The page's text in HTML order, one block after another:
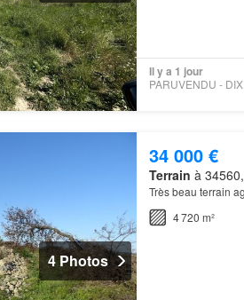
Il y a 1 jour
4 Photos
34 000 €
Terrain à
Très beau terrain
4 720 m²